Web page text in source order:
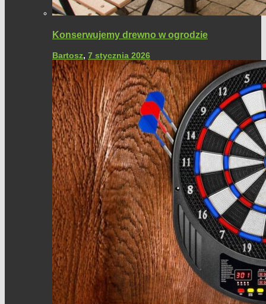
Konserwujemy drewno w ogrodzie
Bartosz, 7 stycznia 2026